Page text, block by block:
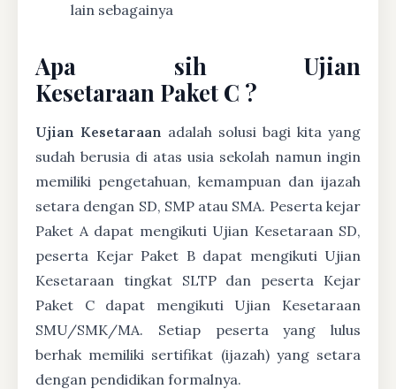
lain sebagainya
Apa sih Ujian
Kesetaraan Paket C ?
Ujian Kesetaraan adalah solusi bagi kita yang
sudah berusia di atas usia sekolah namun ingin
memiliki pengetahuan, kemampuan dan ijazah
setara dengan SD, SMP atau SMA. Peserta kejar
Paket A dapat mengikuti Ujian Kesetaraan SD,
peserta Kejar Paket B dapat mengikuti Ujian
Kesetaraan tingkat SLTP dan peserta Kejar
Paket C dapat mengikuti Ujian Kesetaraan
SMU/SMK/MA. Setiap peserta yang lulus
berhak memiliki sertifikat (ijazah) yang setara
dengan pendidikan formalnya.